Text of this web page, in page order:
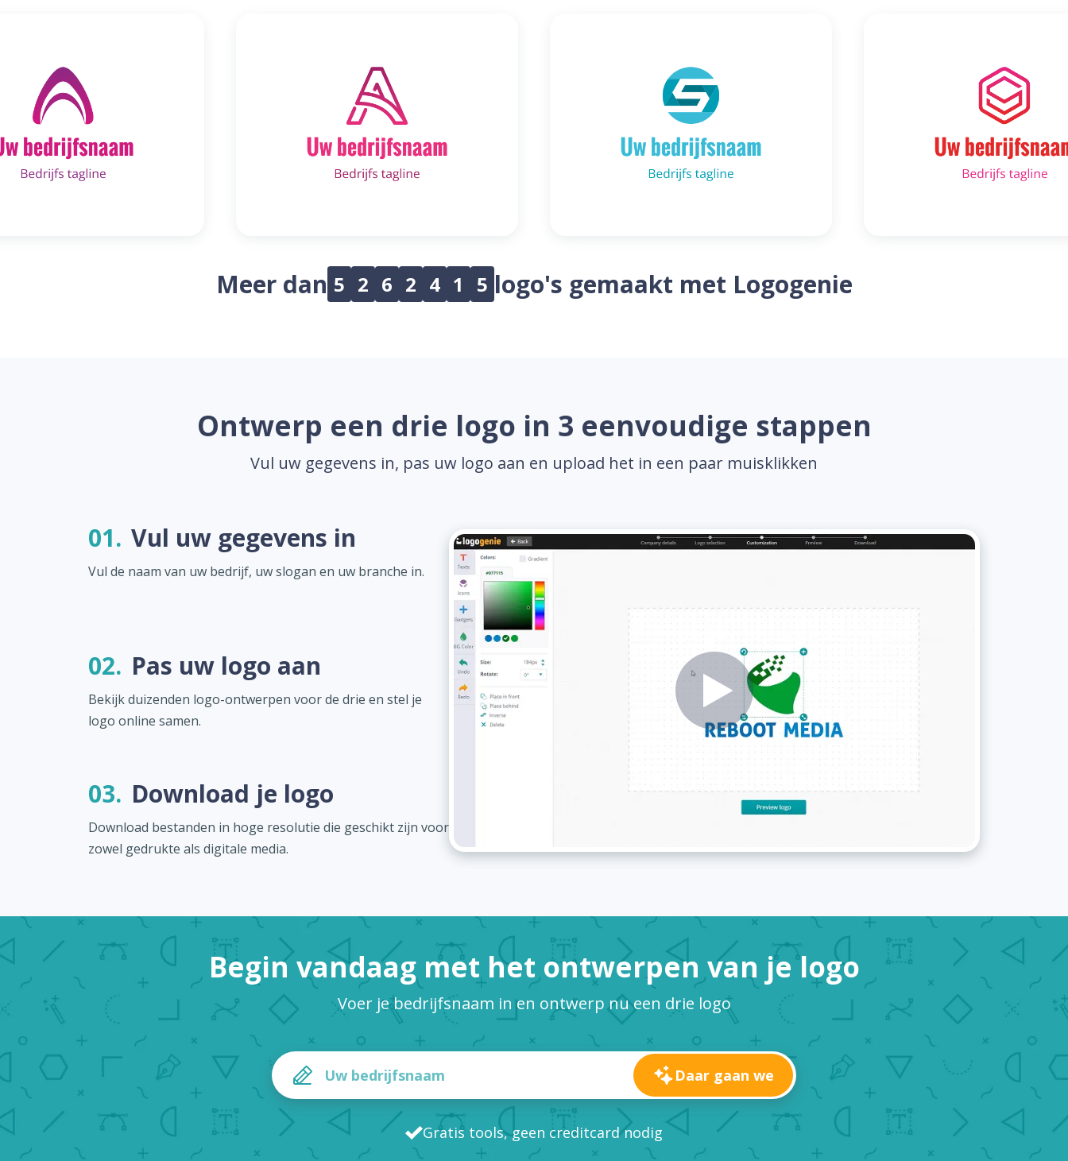
Meer dan 5 2 6 2 4 1 5 logo's gemaakt met Logogenie
Ontwerp een drie logo in 3 eenvoudige stappen
Vul uw gegevens in, pas uw logo aan en upload het in een paar muisklikken
01. Vul uw gegevens in
Vul de naam van uw bedrijf, uw slogan en uw branche in.
02. Pas uw logo aan
Bekijk duizenden logo-ontwerpen voor de drie en stel je
logo online samen.
03. Download je logo
Download bestanden in hoge resolutie die geschikt zijn voor
zowel gedrukte als digitale media.
Begin vandaag met het ontwerpen van je logo
Voer je bedrijfsnaam in en ontwerp nu een drie logo
Daar gaan we
Gratis tools, geen creditcard nodig